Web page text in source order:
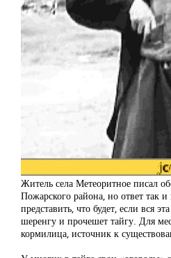
Житель села Метеоритное писал
Пожарского района, но ответ так
представить, что будет, если вся
шеренгу и прочешет тайгу. Для
кормилица, источник к